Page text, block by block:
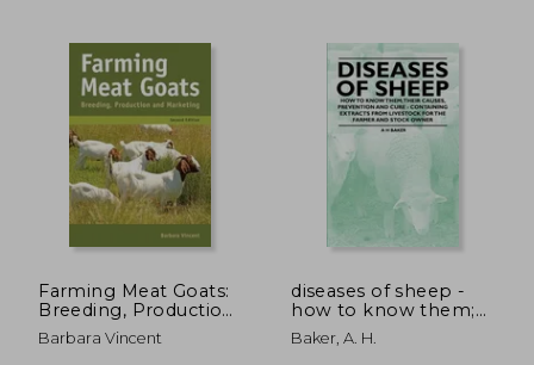
₡ 77.896 ₡
Farming Meat Goats:
Breeding, Production
And Marketing (en
Inglés)
Barbara Vincent
diseases of sheep -
how to know them;
their causes,
prevention and cure -
Baker, A. H.